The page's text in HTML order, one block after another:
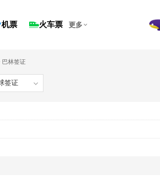
机票 火车票 更多
巴林签证
签证